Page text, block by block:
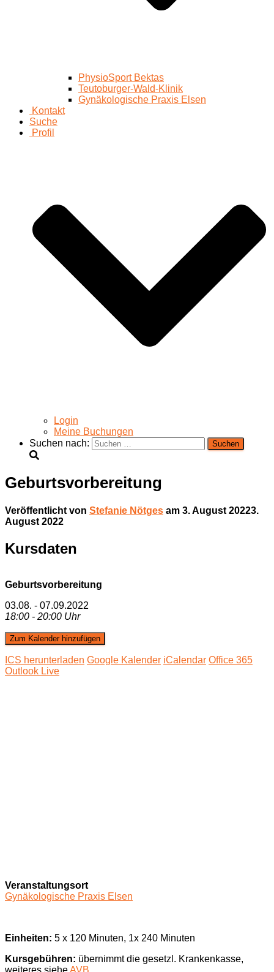
PhysioSport Bektas
Teutoburger-Wald-Klinik
Gynäkologische Praxis Elsen
Kontakt
Suche
Profil
Login
Meine Buchungen
Suchen nach:
Geburtsvorbereitung
Veröffentlicht von Stefanie Nötges am 3. August 20223.
August 2022
Kursdaten
Geburtsvorbereitung
03.08. - 07.09.2022
18:00 - 20:00 Uhr
Zum Kalender hinzufügen
ICS herunterladen Google Kalender iCalendar Office 365
Outlook Live
Veranstaltungsort
Gynäkologische Praxis Elsen
Einheiten: 5 x 120 Minuten, 1x 240 Minuten
Kursgebühren: übernimmt die gesetzl. Krankenkasse,